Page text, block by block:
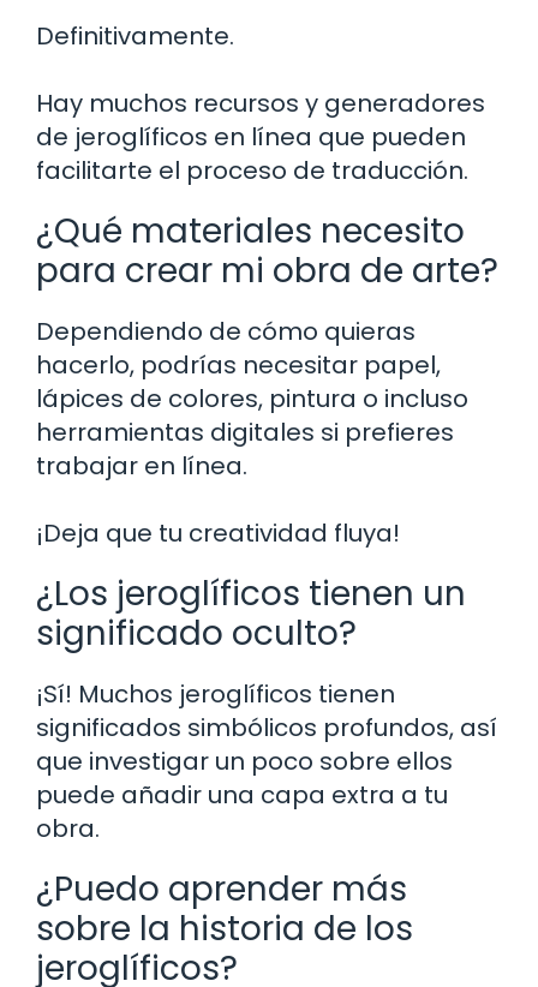
Definitivamente.
Hay muchos recursos y generadores
de jeroglíficos en línea que pueden
facilitarte el proceso de traducción.
¿Qué materiales necesito
para crear mi obra de arte?
Dependiendo de cómo quieras
hacerlo, podrías necesitar papel,
lápices de colores, pintura o incluso
herramientas digitales si prefieres
trabajar en línea.
¡Deja que tu creatividad fluya!
¿Los jeroglíficos tienen un
significado oculto?
¡Sí! Muchos jeroglíficos tienen
significados simbólicos profundos, así
que investigar un poco sobre ellos
puede añadir una capa extra a tu
obra.
¿Puedo aprender más
sobre la historia de los
jeroglíficos?